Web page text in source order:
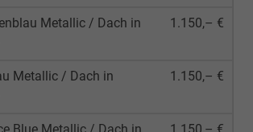
Metallic / Dach in
1.150,– €
Metallic / Dach in
1.150,– €